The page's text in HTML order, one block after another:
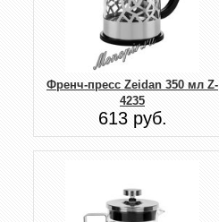
Френч-пресс Zeidan 350 мл Z-
4235
613 руб.